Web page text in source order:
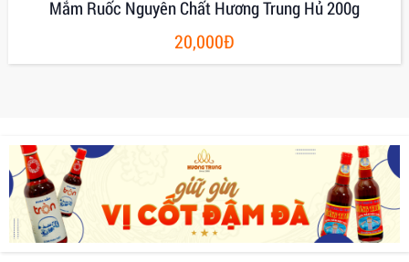
Mắm Ruốc Nguyên Chất Hương Trung Hủ 200g
20,000Đ